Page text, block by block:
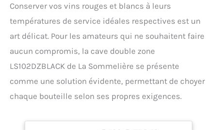
Conserver vos vins rouges et blancs à leurs
températures de service idéales respectives est un
art délicat. Pour les amateurs qui ne souhaitent faire
aucun compromis, la cave double zone
LS102DZBLACK de La Sommelière se présente
comme une solution évidente, permettant de choyer
chaque bouteille selon ses propres exigences.